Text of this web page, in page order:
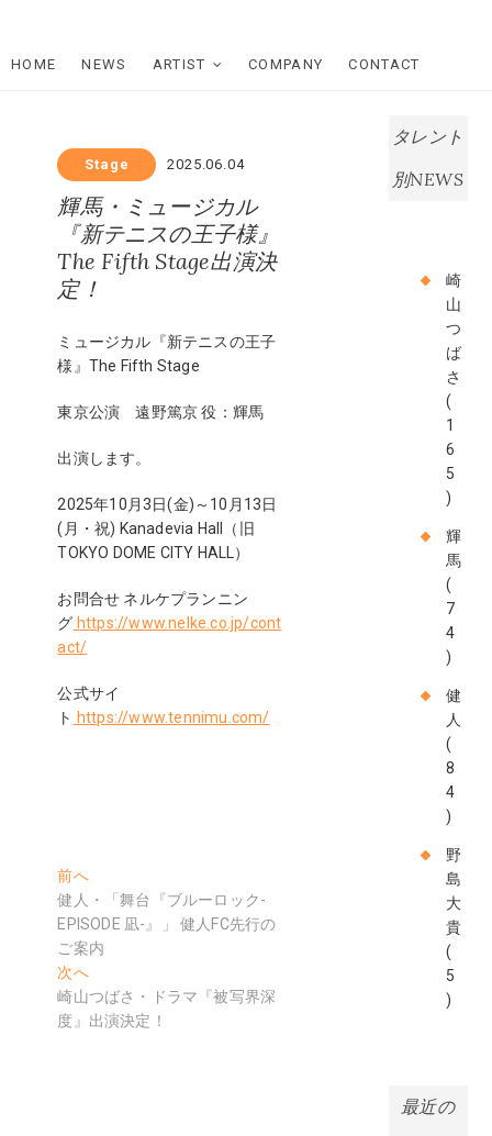
content
Company
スタードリ
ームカンパ
HOME NEWS ARTIST COMPANY CONTACT
Stage 2025.06.04
輝馬・ミュージカル
『新テニスの王子様』
The Fifth Stage出演決
定！
ミュージカル『新テニスの王子
様』The Fifth Stage
東京公演 遠野篤京 役：輝馬
出演します。
2025年10月3日(金)～10月13日
(月・祝) Kanadevia Hall（旧
TOKYO DOME CITY HALL）
お問合せ ネルケプランニン
グ https://www.nelke.co.jp/cont
act/
公式サイ
ト https://www.tennimu.com/
投
稿
ナ
ビ
ゲ
前へ過
去
の
投
稿:
健人・「舞台『ブルーロック-
EPISODE 凪-』」 健人FC先行の
ご案内
次へ次
の
投
崎山つばさ・ドラマ『被写界深
度』出演決定！
タレント
別NEWS
崎
山
つ
ば
さ
(
1
6
5
)
輝
馬
(
7
4
)
健
人
(
8
4
)
野
島
大
貴
(
5
)
最近の